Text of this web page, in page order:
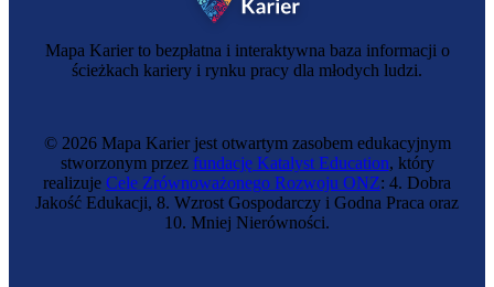
Mapa Karier to bezpłatna i interaktywna baza informacji o
ścieżkach kariery i rynku pracy dla młodych ludzi.
© 2026 Mapa Karier jest otwartym zasobem edukacyjnym
stworzonym przez fundację Katalyst Education, który
realizuje Cele Zrównoważonego Rozwoju ONZ: 4. Dobra
Jakość Edukacji, 8. Wzrost Gospodarczy i Godna Praca oraz
10. Mniej Nierówności.